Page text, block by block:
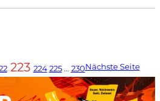
223 224 225 … 230Nächste Seite